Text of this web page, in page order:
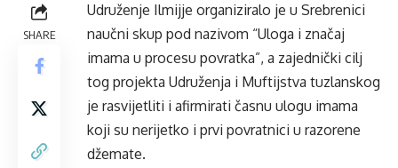
SHARE
Udruženje Ilmijje organiziralo je u Srebrenici
naučni skup pod nazivom “Uloga i značaj
imama u procesu povratka”, a zajednički cilj
tog projekta Udruženja i Muftijstva tuzlanskog
je rasvijetliti i afirmirati časnu ulogu imama
koji su nerijetko i prvi povratnici u razorene
džemate.